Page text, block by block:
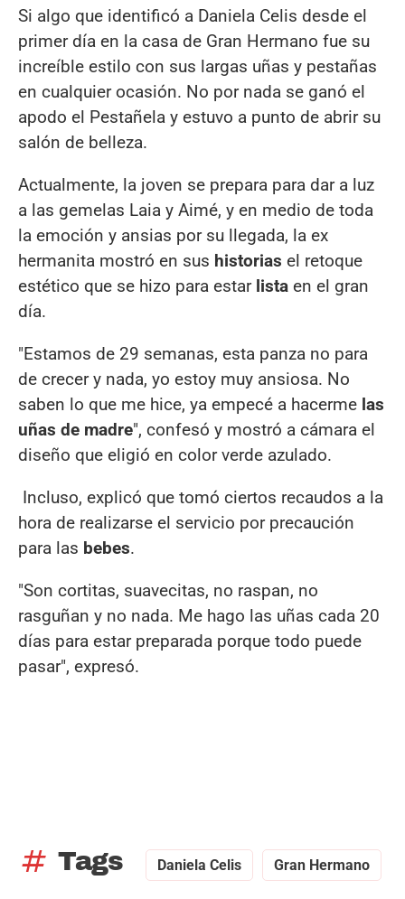
Si algo que identificó a Daniela Celis desde el
primer día en la casa de Gran Hermano fue su
increíble estilo con sus largas uñas y pestañas
en cualquier ocasión. No por nada se ganó el
apodo el Pestañela y estuvo a punto de abrir su
salón de belleza.
Actualmente, la joven se prepara para dar a luz
a las gemelas Laia y Aimé, y en medio de toda
la emoción y ansias por su llegada, la ex
hermanita mostró en sus historias el retoque
estético que se hizo para estarlista en el gran
día.
"Estamos de 29 semanas, esta panza no para
de crecer y nada, yo estoy muy ansiosa. No
saben lo que me hice, ya empecé a hacerme las
uñas de madre", confesó y mostró a cámara el
diseño que eligió en color verde azulado.
Incluso, explicó que tomó ciertos recaudos a la
hora de realizarse el servicio por precaución
para las bebes.
"Son cortitas, suavecitas, no raspan, no
rasguñan y no nada. Me hago las uñas cada 20
días para estar preparada porque todo puede
pasar", expresó.
tag Tags Daniela Celis Gran Hermano